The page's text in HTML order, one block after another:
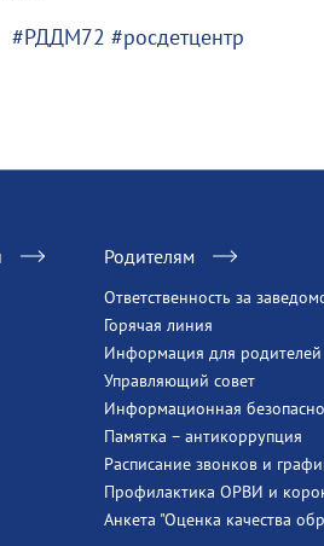
#РДДМ72 #росдетцентр
Родителям
Ответственность за
Горячая линия
Информация для родителей
Управляющий совет
Информационная
Памятка – антикоррупция
Расписание звонков и
Профилактика ОРВИ и
Анкета "Оценка качества